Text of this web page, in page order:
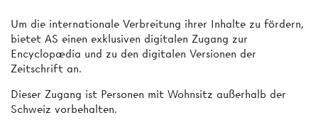
Um die internationale Verbreitung ihrer Inhalte zu fördern,
bietet AS einen exklusiven digitalen Zugang zur
Encyclopædia und zu den digitalen Versionen der
Zeitschrift an.
Dieser Zugang ist Personen mit Wohnsitz außerhalb der
Schweiz vorbehalten.